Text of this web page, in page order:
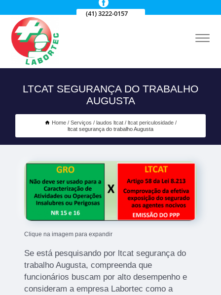
(41) 3222-0157
LTCAT SEGURANÇA DO TRABALHO
AUGUSTA
Home Serviços laudos ltcat
ltcat periculosidade
ltcat segurança do trabalho Augusta
Clique na imagem para expandir
Se está pesquisando por ltcat segurança do
trabalho Augusta, compreenda que
funcionários buscam por alto desempenho e
consideram a empresa Labortec como a